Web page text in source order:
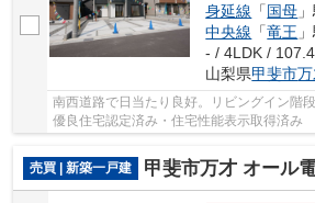
身延線 「国母
中央線 「竜王
- / 4LDK /
山梨県甲斐市
南西道路で日当たり良好。リビングイン階
優良住宅認定済み・住宅性能表示取得済み
売買 | 新築一戸建 甲斐市万才 オール電化新築戸建